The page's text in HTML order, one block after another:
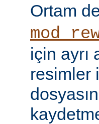
Ortam
için ayrı
resimler